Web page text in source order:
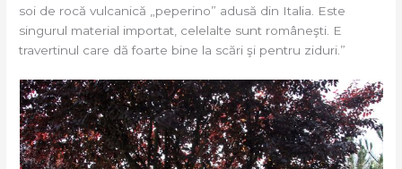
soi de rocă vulcanică „peperino” adusă din Italia. Este
singurul material importat, celelalte sunt româneşti. E
travertinul care dă foarte bine la scări şi pentru ziduri.”